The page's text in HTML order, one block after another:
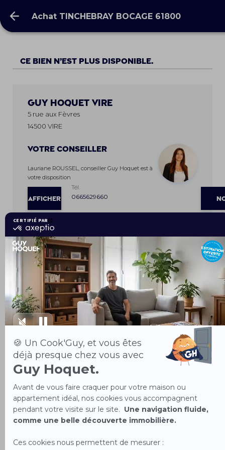
Achat TINCHEBRAY BOCAGE 61800
Achat TINCHEBRAY BOCAGE 61800
Ce bien n’est plus disponible.
Guy HoquetVIRE
5 rue aux Fèvres
14500 VIRE
Votre conseiller
Lauriane ROUSSEL, conseiller Guy Hoquet est à
votre disposition
AFFICHER
LE
NUMÉRO
Tél.
0665629660
Les horaires
Lundi 09h00 - 12h00 / 14h00 - 18h30
Mardi 09h00 - 12h00 / 14h00 - 18h30
Mercredi 09h00 - 12h00 / 14h00 - 18h30
Jeudi 09h00 - 12h00 / 14h00 - 18h30
Vendredi 09h00 - 12h00 / 14h00 - 18h30
Ouvert uniquement sur rendez-
Dimanche
Fermé